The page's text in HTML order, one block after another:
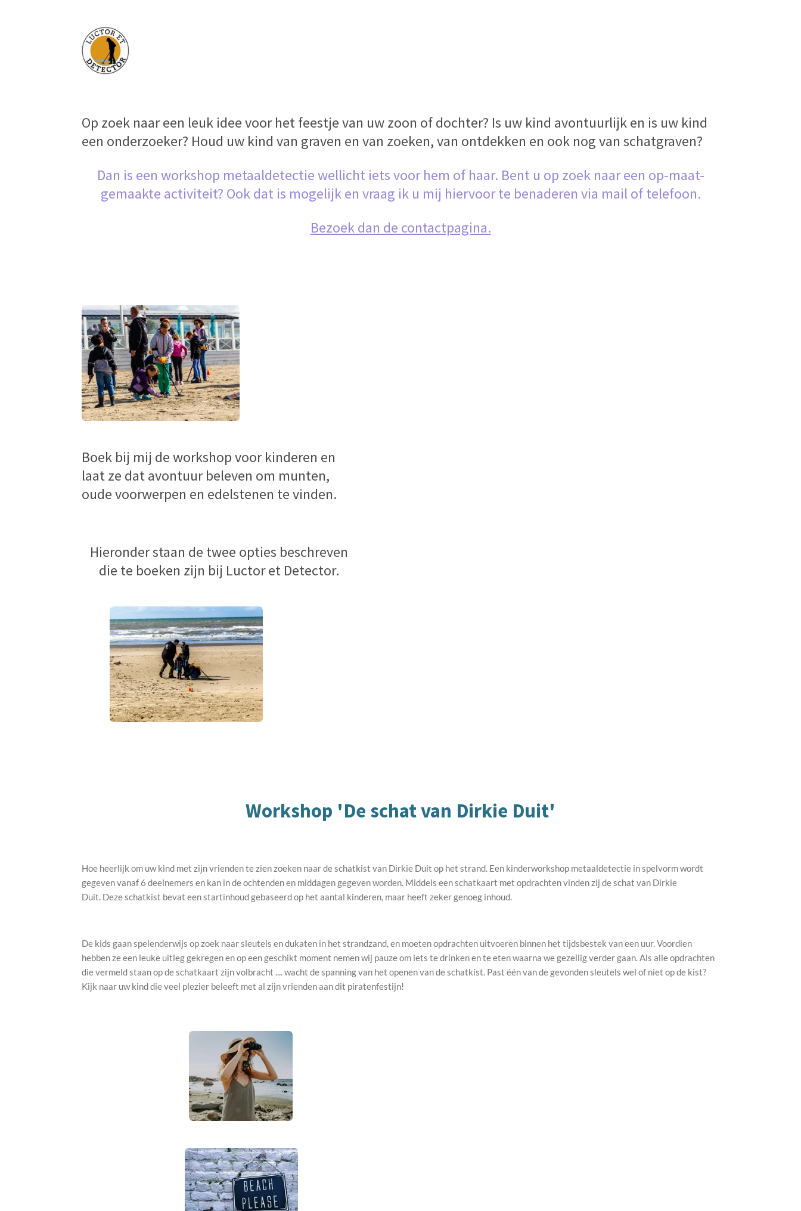
Op zoek naar een leuk idee voor het feestje van uw zoon of dochter? Is uw kind avontuurlijk en is uw kind
een onderzoeker? Houd uw kind van graven en van zoeken, van ontdekken en ook nog van schatgraven?
Dan is een workshop metaaldetectie wellicht iets voor hem of haar. Bent u op zoek naar een op-maat-
gemaakte activiteit? Ook dat is mogelijk en vraag ik u mij hiervoor te benaderen via mail of telefoon.
Bezoek dan de contactpagina.
Boek bij mij de workshop voor kinderen en
laat ze dat avontuur beleven om munten,
oude voorwerpen en edelstenen te vinden.
Hieronder staan de twee opties beschreven
die te boeken zijn bij Luctor et Detector.
Workshop 'De schat van Dirkie Duit'
Hoe heerlijk om uw kind met zijn vrienden te zien zoeken naar de schatkist van Dirkie Duit op het strand. Een kinderworkshop metaaldetectie in spelvorm wordt
gegeven vanaf 6 deelnemers en kan in de ochtenden en middagen gegeven worden. Middels een schatkaart met opdrachten vinden zij de schat van Dirkie
Duit. Deze schatkist bevat een startinhoud gebaseerd op het aantal kinderen, maar heeft zeker genoeg inhoud.
De kids gaan spelenderwijs op zoek naar sleutels en dukaten in het strandzand, en moeten opdrachten uitvoeren binnen het tijdsbestek van een uur. Voordien
hebben ze een leuke uitleg gekregen en op een geschikt moment nemen wij pauze om iets te drinken en te eten waarna we gezellig verder gaan. Als alle opdrachten
die vermeld staan op de schatkaart zijn volbracht .... wacht de spanning van het openen van de schatkist. Past één van de gevonden sleutels wel of niet op de kist?
Kijk naar uw kind die veel plezier beleeft met al zijn vrienden aan dit piratenfestijn!